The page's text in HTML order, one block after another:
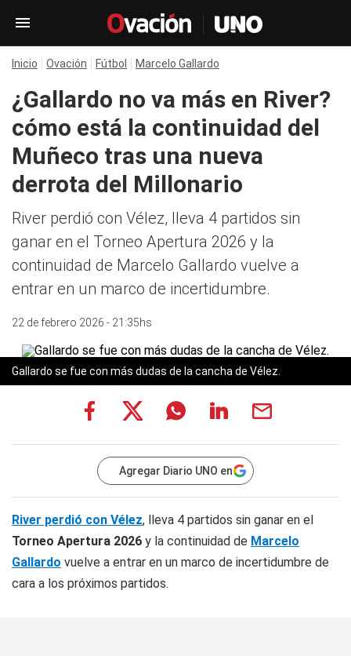
Inicio Ovación Fútbol Marcelo Gallardo
¿Gallardo no va más en River?
cómo está la continuidad del
Muñeco tras una nueva
derrota del Millonario
River perdió con Vélez, lleva 4 partidos sin
ganar en el Torneo Apertura 2026 y la
continuidad de Marcelo Gallardo vuelve a
entrar en un marco de incertidumbre.
22 de febrero 2026 - 21:35hs
Gallardo se fue con más dudas de la cancha de Vélez.
Agregar Diario UNO en
River perdió con Vélez, lleva 4 partidos sin ganar en el
Torneo Apertura 2026 y la continuidad de Marcelo
Gallardo vuelve a entrar en un marco de incertidumbre de
cara a los próximos partidos.